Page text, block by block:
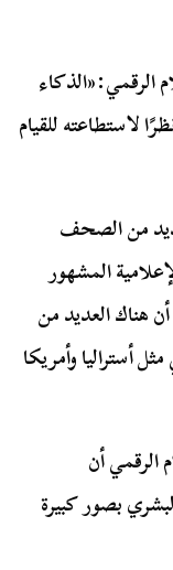
الرقمي:«الذكاء
لاستطاعته للقيام
من الصحف
المشهور
هناك العديد من
أستراليا وأمريكا
الرقمي أن
بصور كبيرة